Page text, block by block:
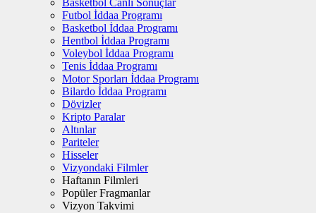
Basketbol Canlı Sonuçlar
Futbol İddaa Programı
Basketbol İddaa Programı
Hentbol İddaa Programı
Voleybol İddaa Programı
Tenis İddaa Programı
Motor Sporları İddaa Programı
Bilardo İddaa Programı
Dövizler
Kripto Paralar
Altınlar
Pariteler
Hisseler
Vizyondaki Filmler
Haftanın Filmleri
Popüler Fragmanlar
Vizyon Takvimi